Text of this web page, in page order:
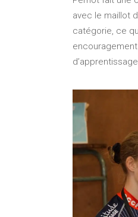
avec le maillot
catégorie, ce